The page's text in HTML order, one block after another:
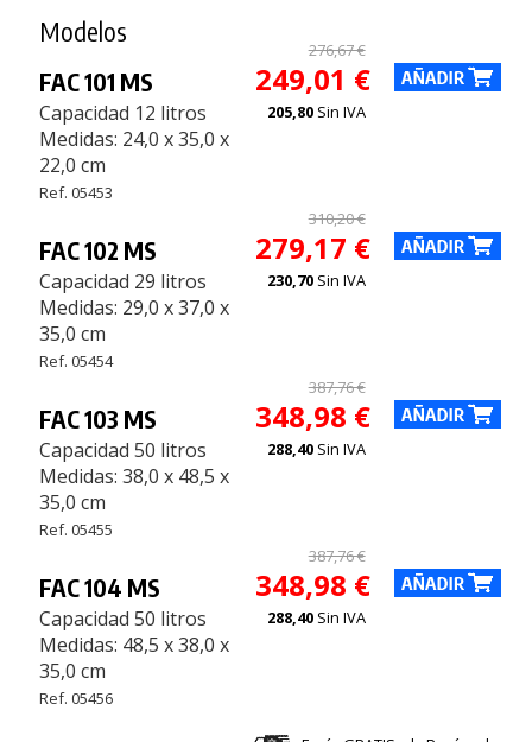
Modelos
FAC 101 MS
Capacidad 12 litros
Medidas: 24,0 x 35,0 x
22,0 cm
Ref. 05453
276,67 €
249,01 €
205,80 Sin IVA
FAC 102 MS
Capacidad 29 litros
Medidas: 29,0 x 37,0 x
35,0 cm
Ref. 05454
310,20 €
279,17 €
230,70 Sin IVA
FAC 103 MS
Capacidad 50 litros
Medidas: 38,0 x 48,5 x
35,0 cm
Ref. 05455
387,76 €
348,98 €
288,40 Sin IVA
FAC 104 MS
Capacidad 50 litros
Medidas: 48,5 x 38,0 x
35,0 cm
Ref. 05456
387,76 €
348,98 €
288,40 Sin IVA